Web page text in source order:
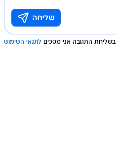
בשליחת התגובה אני מסכים לתנאי השימוש